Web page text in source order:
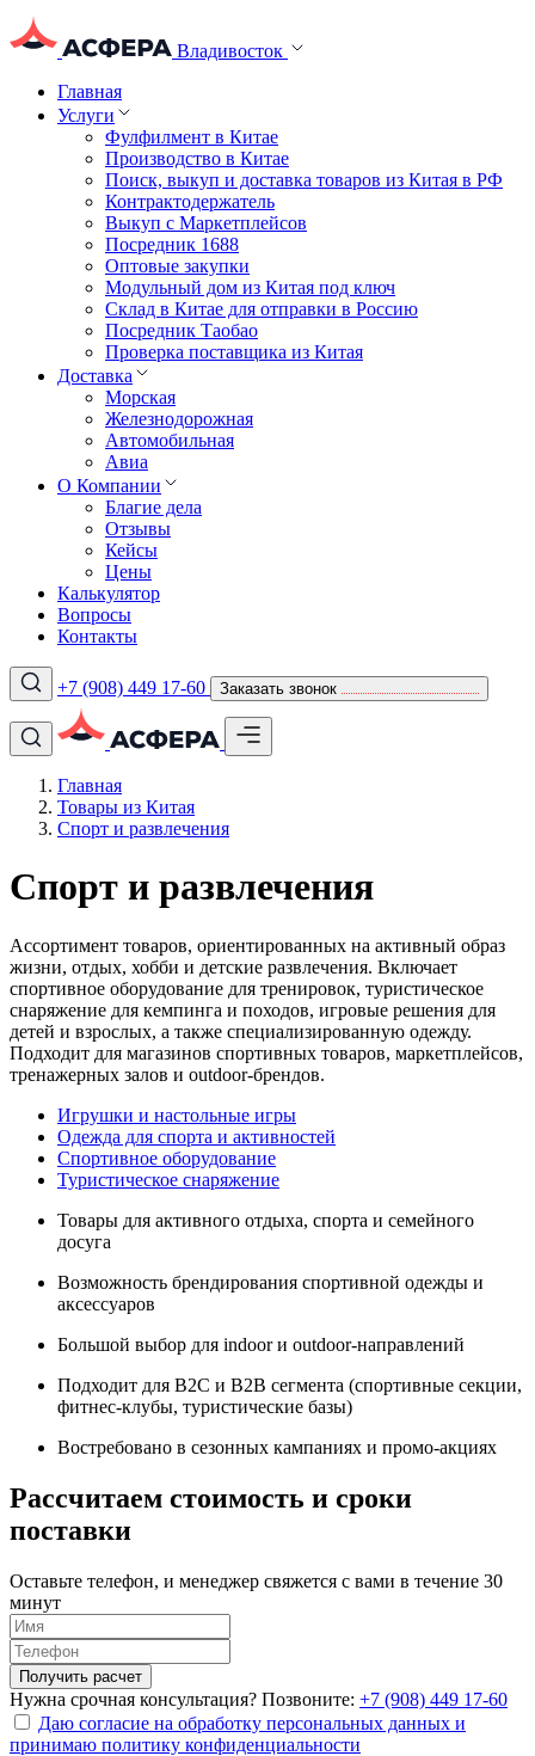
Владивосток
Главная
Услуги
Фулфилмент в Китае
Производство в Китае
Поиск, выкуп и доставка товаров из Китая в РФ
Контрактодержатель
Выкуп с Маркетплейсов
Посредник 1688
Оптовые закупки
Модульный дом из Китая под ключ
Склад в Китае для отправки в Россию
Посредник Таобао
Проверка поставщика из Китая
Доставка
Морская
Железнодорожная
Автомобильная
Авиа
О Компании
Благие дела
Отзывы
Кейсы
Цены
Калькулятор
Вопросы
Контакты
+7 (908) 449 17-60 Заказать звонок
Главная
Товары из Китая
Спорт и развлечения
Спорт и развлечения
Ассортимент товаров, ориентированных на активный образ
жизни, отдых, хобби и детские развлечения. Включает
спортивное оборудование для тренировок, туристическое
снаряжение для кемпинга и походов, игровые решения для
детей и взрослых, а также специализированную одежду.
Подходит для магазинов спортивных товаров, маркетплейсов,
тренажерных залов и outdoor-брендов.
Игрушки и настольные игры
Одежда для спорта и активностей
Спортивное оборудование
Туристическое снаряжение
Товары для активного отдыха, спорта и семейного
досуга
Возможность брендирования спортивной одежды и
аксессуаров
Большой выбор для indoor и outdoor-направлений
Подходит для B2C и B2B сегмента (спортивные секции,
фитнес-клубы, туристические базы)
Востребовано в сезонных кампаниях и промо-акциях
Рассчитаем стоимость и сроки
поставки
Оставьте телефон, и менеджер свяжется с вами в течение 30
минут
Получить расчет
Нужна срочная консультация? Позвоните: +7 (908) 449 17-60
Даю согласие на обработку персональных данных и
принимаю политику конфиденциальности